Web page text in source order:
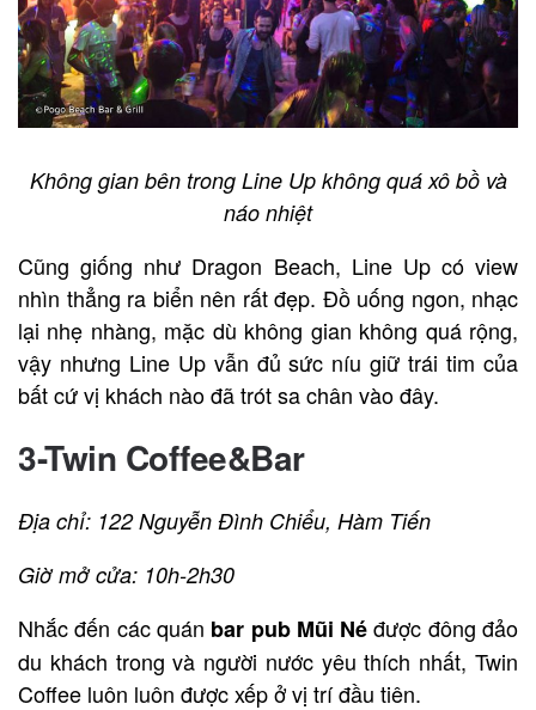
Không gian bên trong Line Up không quá xô bồ và
náo nhiệt
Cũng giống như Dragon Beach, Line Up có view
nhìn thẳng ra biển nên rất đẹp. Đồ uống ngon, nhạc
lại nhẹ nhàng, mặc dù không gian không quá rộng,
vậy nhưng Line Up vẫn đủ sức níu giữ trái tim của
bất cứ vị khách nào đã trót sa chân vào đây.
3-Twin Coffee&Bar
Địa chỉ: 122 Nguyễn Đình Chiểu, Hàm Tiến
Giờ mở cửa: 10h-2h30
Nhắc đến các quán bar pub Mũi Néđược đông đảo
du khách trong và người nước yêu thích nhất, Twin
Coffee luôn luôn được xếp ở vị trí đầu tiên.